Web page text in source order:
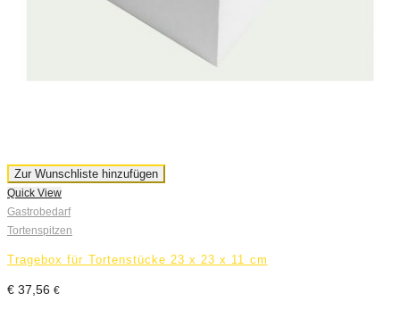
Zur Wunschliste hinzufügen
Quick View
Gastrobedarf
Tortenspitzen
Tragebox für Tortenstücke 23 x 23 x 11 cm
€ 37,56 €